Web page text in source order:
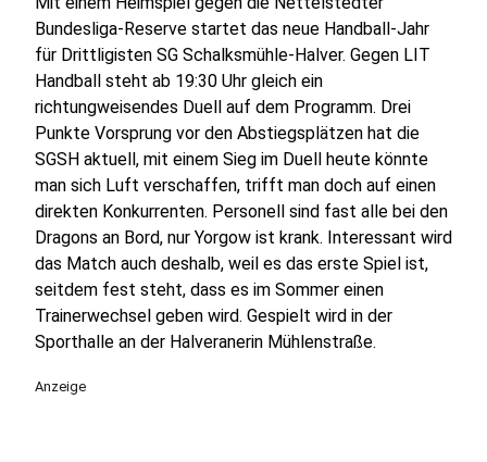
Bundesliga-Reserve startet das neue Handball-Jahr
für Drittligisten SG Schalksmühle-Halver. Gegen LIT
Handball steht ab 19:30 Uhr gleich ein
richtungweisendes Duell auf dem Programm. Drei
Punkte Vorsprung vor den Abstiegsplätzen hat die
SGSH aktuell, mit einem Sieg im Duell heute könnte
man sich Luft verschaffen, trifft man doch auf einen
direkten Konkurrenten. Personell sind fast alle bei den
Dragons an Bord, nur Yorgow ist krank. Interessant wird
das Match auch deshalb, weil es das erste Spiel ist,
seitdem fest steht, dass es im Sommer einen
Trainerwechsel geben wird. Gespielt wird in der
Sporthalle an der Halveranerin Mühlenstraße.
Anzeige